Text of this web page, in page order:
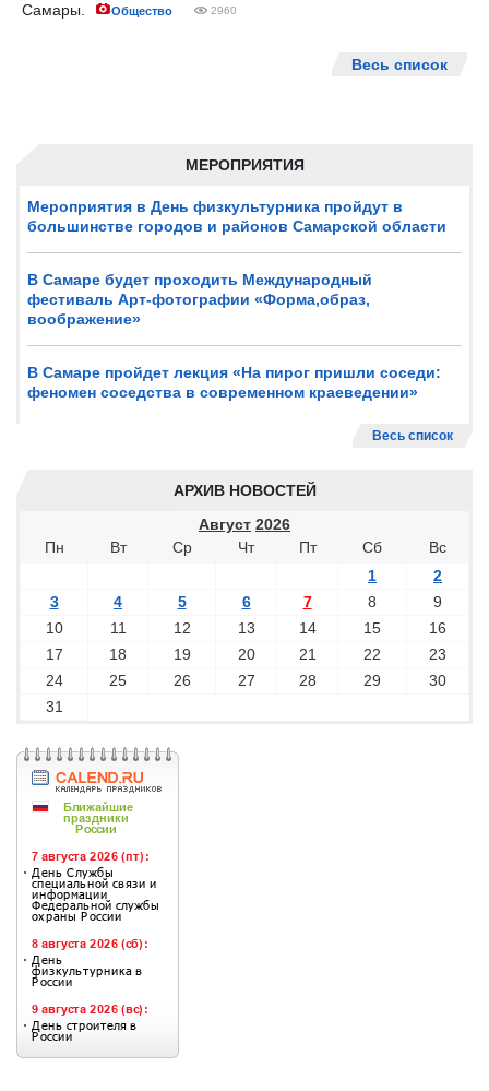
МЕРОПРИЯТИЯ
Мероприятия в День физкультурника пройдут в
большинстве городов и районов Самарской области
В Самаре будет проходить Международный
фестиваль Арт-фотографии «Форма,образ,
воображение»
В Самаре пройдет лекция «На пирог пришли соседи:
феномен соседства в современном краеведении»
Весь список
АРХИВ НОВОСТЕЙ
Август 2026
Пн
Вт Ср Чт Пт Сб
Вс
1
2
3
4 5 6 7 8
9
10
11 12 13 14 15
16
17
18 19 20 21 22
23
24
25 26 27 28 29
30
31
Самары.
Общество 2960
Весь список